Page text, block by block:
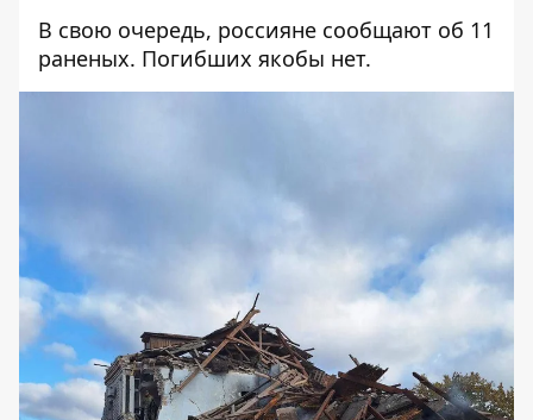
В свою очередь, россияне сообщают об 11
раненых. Погибших якобы нет.